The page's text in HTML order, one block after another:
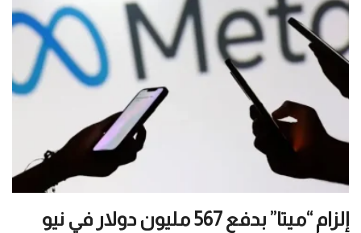
إلزام “ميتا” بدفع 567 مليون دولار في نيو